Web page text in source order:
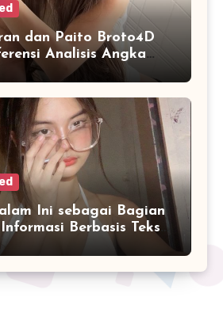
dan Paito Broto4D
Analisis Angka
Ini sebagai Bagian
Berbasis Teks